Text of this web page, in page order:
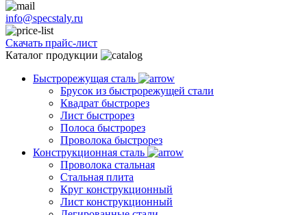
info@specstaly.ru
Скачать прайс-лист
Каталог продукции
Быстрорежущая сталь
Брусок из быстрорежущей стали
Квадрат быстрорез
Лист быстрорез
Полоса быстрорез
Проволока быстрорез
Конструкционная сталь
Проволока стальная
Стальная плита
Круг конструкционный
Лист конструкционный